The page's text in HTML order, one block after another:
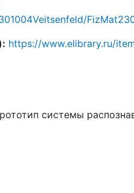
https://www.elibrary.ru/
системы